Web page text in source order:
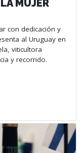
MUJER
con dedicación y
al Uruguay en
viticultora
y recorrido.